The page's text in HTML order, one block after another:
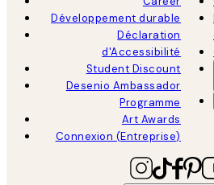
Développement durable
Déclaration
d'Accessibilité
Student Discount
Desenio Ambassador
Programme
Art Awards
Connexion (Entreprise)